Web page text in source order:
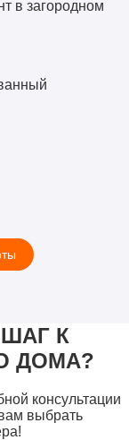
в загородном
К
ДОМА?
консультации
выбрать